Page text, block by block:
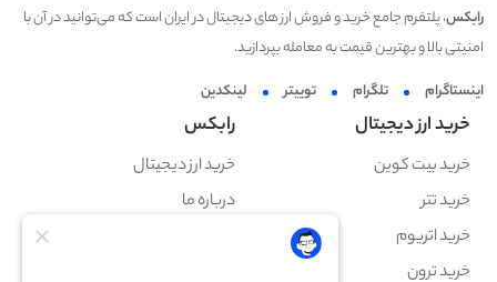
رابکس، پلتفرم جامع خرید و فروش ارز های دیجیتال در ایران است که می‌توانید در آن با
امنیتی بالا و بهترین قیمت به معامله بپردازید.
اینستاگرام
تلگرام توییتر لینکدین
خرید ارز دیجیتال
خرید بیت کوین
خرید تتر
خرید اتریوم
خرید ترون
رابکس
خرید ارز دیجیتال
درباره ما